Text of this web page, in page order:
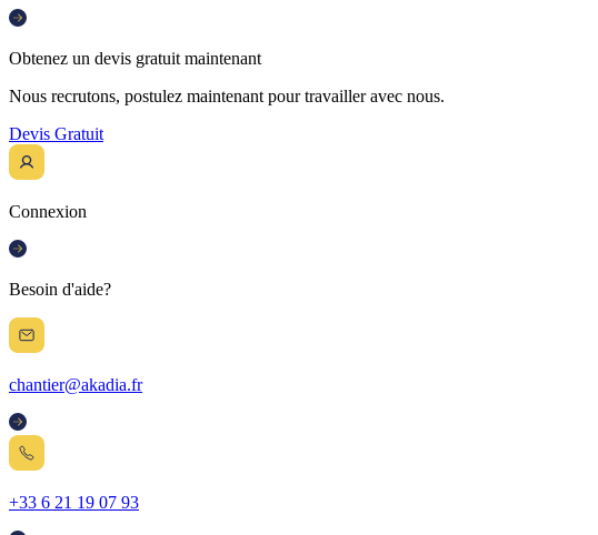
Obtenez un devis gratuit maintenant
Nous recrutons, postulez maintenant pour travailler avec nous.
Devis Gratuit
Connexion
Besoin d'aide?
chantier@akadia.fr
+33 6 21 19 07 93